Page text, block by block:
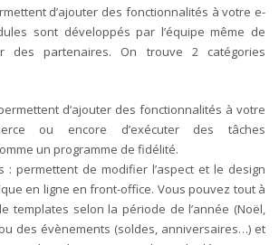
d’ajouter des fonctionnalités à votre e-
sont développés par l’équipe même de
des partenaires. On trouve 2 catégories
d’ajouter des fonctionnalités à votre
ou encore d’exécuter des tâches
un programme de fidélité.
: permettent de modifier l’aspect et le design
en ligne en front-office. Vous pouvez tout à
templates selon la période de l’année (Noël,
des évènements (soldes, anniversaires…) et